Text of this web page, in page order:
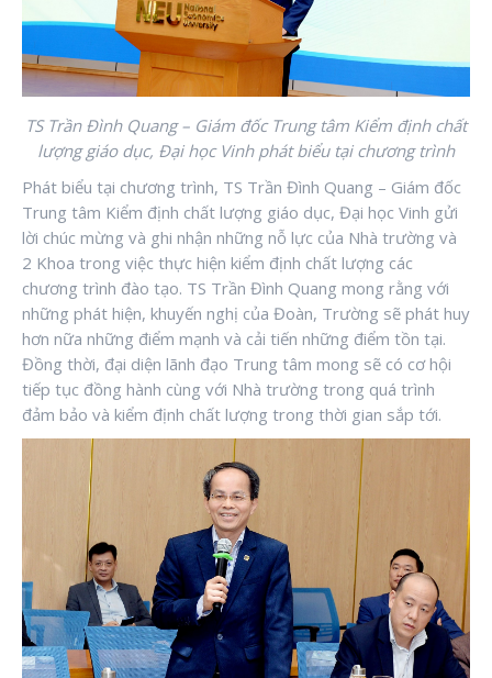
TS Trần Đình Quang – Giám đốc Trung tâm Kiểm định chất
lượng giáo dục, Đại học Vinh phát biểu tại chương trình
Phát biểu tại chương trình, TS Trần Đình Quang – Giám đốc
Trung tâm Kiểm định chất lượng giáo dục, Đại học Vinh gửi
lời chúc mừng và ghi nhận những nỗ lực của Nhà trường và
2 Khoa trong việc thực hiện kiểm định chất lượng các
chương trình đào tạo. TS Trần Đình Quang mong rằng với
những phát hiện, khuyến nghị của Đoàn, Trường sẽ phát huy
hơn nữa những điểm mạnh và cải tiến những điểm tồn tại.
Đồng thời, đại diện lãnh đạo Trung tâm mong sẽ có cơ hội
tiếp tục đồng hành cùng với Nhà trường trong quá trình
đảm bảo và kiểm định chất lượng trong thời gian sắp tới.